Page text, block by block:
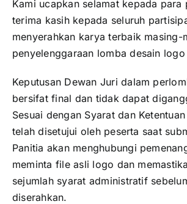
Kami ucapkan selamat kepada para
terima kasih kepada seluruh
menyerahkan karya terbaik masing-
penyelenggaraan lomba desain
Keputusan Dewan Juri dalam
bersifat final dan tidak dapat
Sesuai dengan Syarat dan
telah disetujui oleh peserta saat
Panitia akan menghubungi
meminta file asli logo dan
sejumlah syarat administratif
diserahkan.